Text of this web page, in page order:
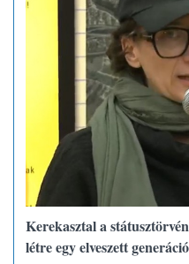
Kerekasztal a
létre egy elveszett